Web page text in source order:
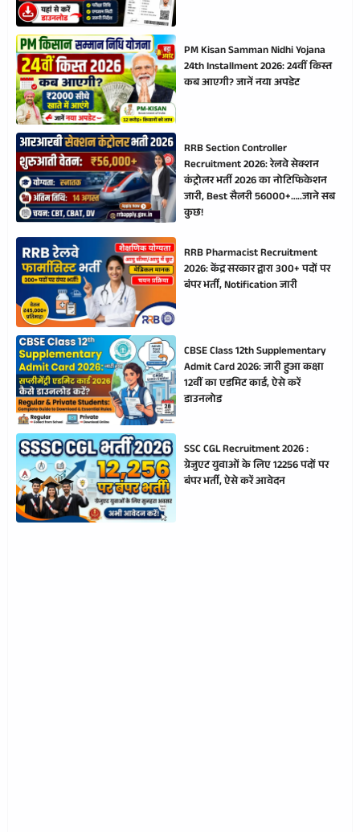
PM Kisan Samman Nidhi Yojana
24th Installment 2026: 24वीं किस्त
कब आएगी? जानें नया अपडेट
RRB Section Controller
Recruitment 2026: रेलवे सेक्शन
कंट्रोलर भर्ती 2026 का नोटिफिकेशन
जारी, Best सैलरी 56000+…..जाने सब
कुछ!
RRB Pharmacist Recruitment
2026: केंद्र सरकार द्वारा 300+ पदों पर
बंपर भर्ती, Notification जारी
CBSE Class 12th Supplementary
Admit Card 2026: जारी हुआ कक्षा
12वीं का एडमिट कार्ड, ऐसे करें
डाउनलोड
SSC CGL Recruitment 2026 :
ग्रेजुएट युवाओं के लिए 12256 पदों पर
बंपर भर्ती, ऐसे करें आवेदन